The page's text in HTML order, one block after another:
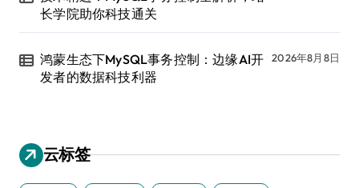
长学院助你科技通关
鸿蒙生态下MySQL事务控制：边缘AI开
发者的数据科技利器
2026年8月8日
云标签